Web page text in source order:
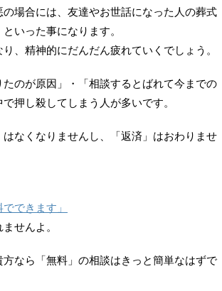
場合には、友達やお世話になった人の葬式
いった事になります。
、精神的にだんだん疲れていくでしょう。
のが原因」・「相談するとばれて今までの
押し殺してしまう人が多いです。
なくなりませんし、「返済」はおわりませ
できます」
せんよ。
なら「無料」の相談はきっと簡単なはずで